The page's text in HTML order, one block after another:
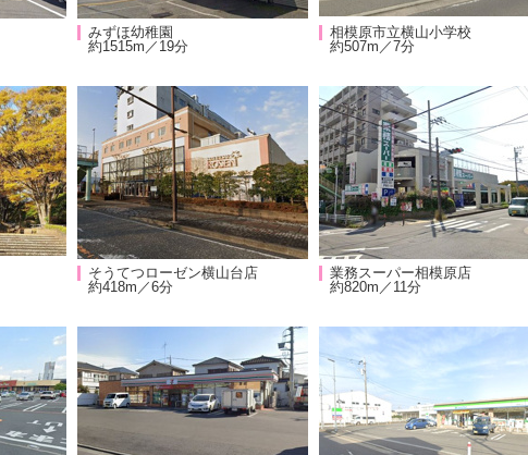
みずほ幼稚園
約1515m／19分
相模原市立横山小学校
約507m／7分
そうてつローゼン横山台店
約418m／6分
業務スーパー相模原店
約820m／11分